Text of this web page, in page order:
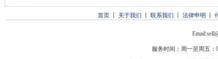
首页丨 关于我们 联系我们 法律申明
服务时间：周一至周五：